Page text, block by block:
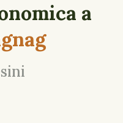
a